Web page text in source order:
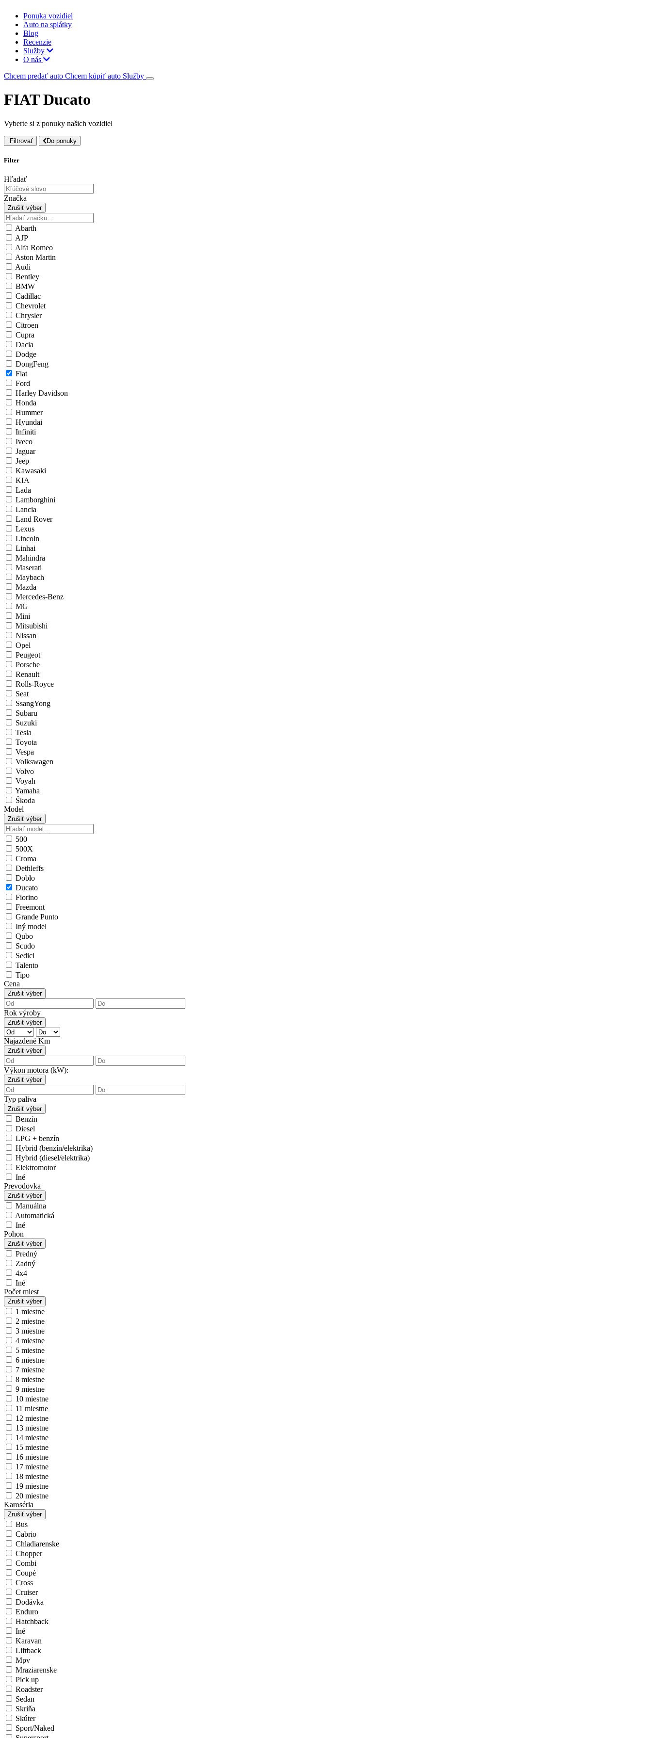
Ponuka vozidiel
Auto na splátky
Blog
Recenzie
Služby
O nás
Chcem predať auto Chcem kúpiť auto Služby
FIAT Ducato
Vyberte si z ponuky našich vozidiel
Filtrovať Do ponuky
Filter
Hľadať
Značka
Zrušiť výber
Abarth
AJP
Alfa Romeo
Aston Martin
Audi
Bentley
BMW
Cadillac
Chevrolet
Chrysler
Citroen
Cupra
Dacia
Dodge
DongFeng
Fiat
Ford
Harley Davidson
Honda
Hummer
Hyundai
Infiniti
Iveco
Jaguar
Jeep
Kawasaki
KIA
Lada
Lamborghini
Lancia
Land Rover
Lexus
Lincoln
Linhai
Mahindra
Maserati
Maybach
Mazda
Mercedes-Benz
MG
Mini
Mitsubishi
Nissan
Opel
Peugeot
Porsche
Renault
Rolls-Royce
Seat
SsangYong
Subaru
Suzuki
Tesla
Toyota
Vespa
Volkswagen
Volvo
Voyah
Yamaha
Škoda
Model
Zrušiť výber
500
500X
Croma
Dethleffs
Doblo
Ducato
Fiorino
Freemont
Grande Punto
Iný model
Qubo
Scudo
Sedici
Talento
Tipo
Cena
Zrušiť výber
Rok výroby
Zrušiť výber
Najazdené Km
Zrušiť výber
Výkon motora (kW):
Zrušiť výber
Typ paliva
Zrušiť výber
Benzín
Diesel
LPG + benzín
Hybrid (benzín/elektrika)
Hybrid (diesel/elektrika)
Elektromotor
Iné
Prevodovka
Zrušiť výber
Manuálna
Automatická
Iné
Pohon
Zrušiť výber
Predný
Zadný
4x4
Iné
Počet miest
Zrušiť výber
1 miestne
2 miestne
3 miestne
4 miestne
5 miestne
6 miestne
7 miestne
8 miestne
9 miestne
10 miestne
11 miestne
12 miestne
13 miestne
14 miestne
15 miestne
16 miestne
17 miestne
18 miestne
19 miestne
20 miestne
Karoséria
Zrušiť výber
Bus
Cabrio
Chladiarenske
Chopper
Combi
Coupé
Cross
Cruiser
Dodávka
Enduro
Hatchback
Iné
Karavan
Liftback
Mpv
Mraziarenske
Pick up
Roadster
Sedan
Skriňa
Skúter
Sport/Naked